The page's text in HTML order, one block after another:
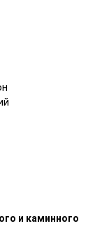
и каминного